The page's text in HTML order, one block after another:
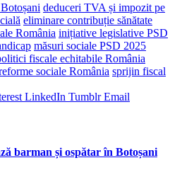
deduceri TVA și impozit pe
eliminare contribuție sănătate
România inițiative legislative PSD
măsuri sociale PSD 2025
fiscale echitabile România
sociale România sprijin fiscal
LinkedIn Tumblr Email
barman și ospătar în Botoșani